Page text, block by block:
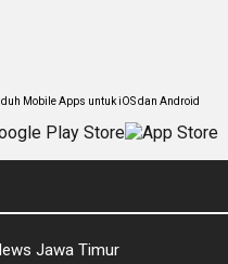
Mobile Apps untuk iOS dan Android
Jawa Timur